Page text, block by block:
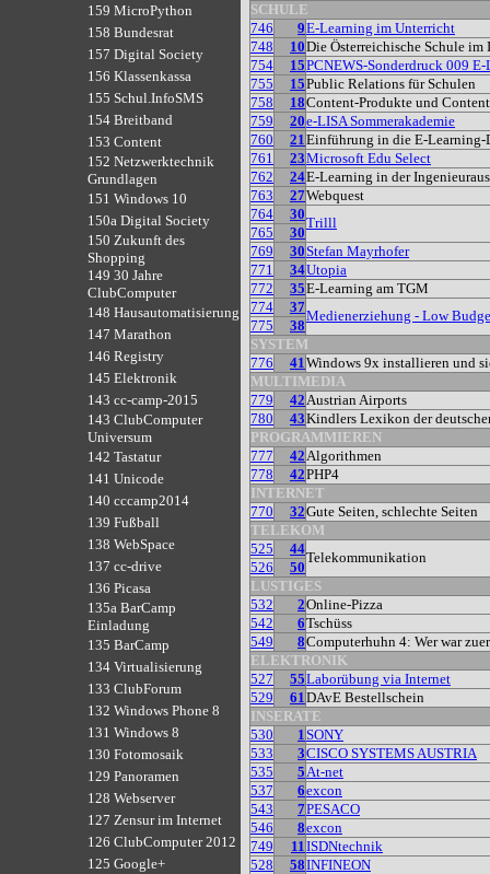
159 MicroPython
158 Bundesrat
157 Digital Society
156 Klassenkassa
155 Schul.InfoSMS
154 Breitband
153 Content
152 Netzwerktechnik
Grundlagen
151 Windows 10
150a Digital Society
150 Zukunft des
Shopping
149 30 Jahre
ClubComputer
148 Hausautomatisierung
147 Marathon
146 Registry
145 Elektronik
143 cc-camp-2015
143 ClubComputer
Universum
142 Tastatur
141 Unicode
140 cccamp2014
139 Fußball
138 WebSpace
137 cc-drive
136 Picasa
135a BarCamp
Einladung
135 BarCamp
134 Virtualisierung
133 ClubForum
132 Windows Phone 8
131 Windows 8
130 Fotomosaik
129 Panoramen
128 Webserver
127 Zensur im Internet
126 ClubComputer 2012
125 Google+
SCHULE
746
9E-Learning im Unterricht
748
10Die Österreichische Schule im
754
15PCNEWS-Sonderdruck 009
755
15Public Relations für Schulen
758
18Content-Produkte und
759
20e-LISA Sommerakademie
760
21Einführung in die E-
761
23Microsoft Edu Select
762
24E-Learning in der
763
27Webquest
764
30
Trilll
765
30
769
30Stefan Mayrhofer
771
34Utopia
772
35E-Learning am TGM
774
37
Medienerziehung - Low
775
38
SYSTEM
776
41Windows 9x installieren und
MULTIMEDIA
779
42Austrian Airports
780
43Kindlers Lexikon der
PROGRAMMIEREN
777
42Algorithmen
778
42PHP4
INTERNET
770
32Gute Seiten, schlechte Seiten
TELEKOM
525
44
Telekommunikation
526
50
LUSTIGES
532
2Online-Pizza
542
6Tschüss
549
8Computerhuhn 4: Wer war
ELEKTRONIK
527
55Laborübung via Internet
529
61DAvE Bestellschein
INSERATE
530
1SONY
533
3CISCO SYSTEMS AUSTRIA
535
5At-net
537
6excon
543
7PESACO
546
8excon
749
11ISDNtechnik
528
58INFINEON